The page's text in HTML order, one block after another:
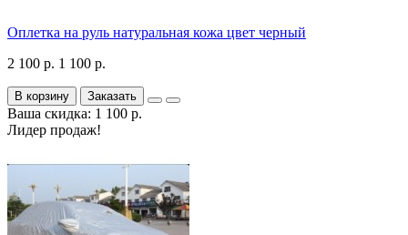
Оплетка на руль натуральная кожа цвет черный
2 100 р. 1 100 р.
В корзину Заказать
Ваша скидка: 1 100 р.
Лидер продаж!